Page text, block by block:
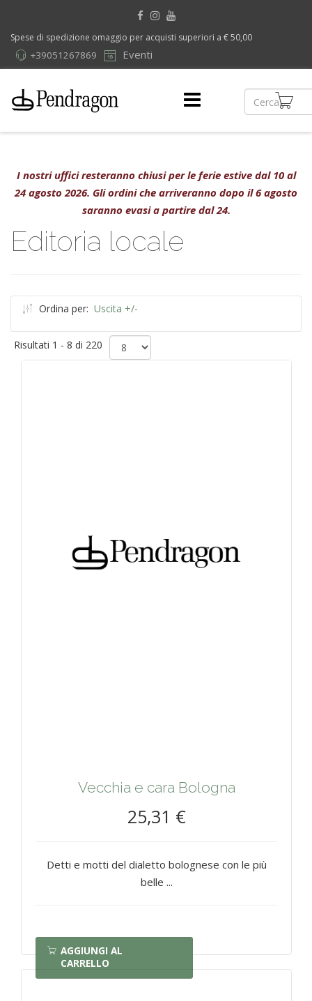
Spese di spedizione omaggio per acquisti superiori a € 50,00
Eventi
+39051267869
I nostri uffici resteranno chiusi per le ferie estive dal 10 al
24 agosto 2026. Gli ordini che arriveranno dopo il 6 agosto
saranno evasi a partire dal 24.
Editoria locale
Ordina per: Uscita +/-
Risultati 1 - 8 di 220
Vecchia e cara Bologna
25,31 €
Detti e motti del dialetto bolognese con le più
belle ...
AGGIUNGI AL
CARRELLO